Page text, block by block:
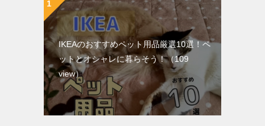
IKEAのおすすめペット用品厳選10選！ペ
ットとオシャレに暮らそう！（109
view）